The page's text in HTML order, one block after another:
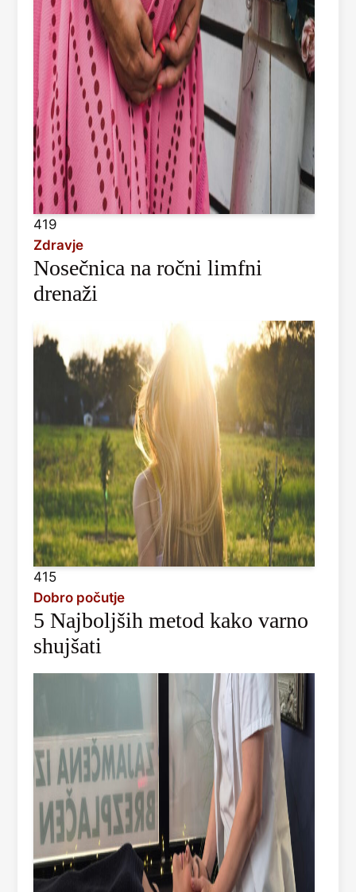
419
Zdravje
Nosečnica na ročni limfni
drenaži
415
Dobro počutje
5 Najboljših metod kako varno
shujšati